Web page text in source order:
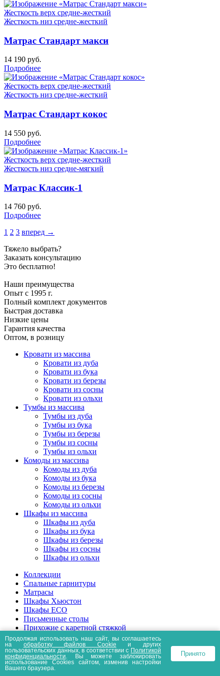
Жесткость верх средне-жесткий
Жесткость низ средне-жесткий
Матрас Стандарт макси
14 190 руб.
Подробнее
Жесткость верх средне-жесткий
Жесткость низ средне-жесткий
Матрас Стандарт кокос
14 550 руб.
Подробнее
Жесткость верх средне-жесткий
Жесткость низ средне-мягкий
Матрас Классик-1
14 760 руб.
Подробнее
1 2 3 вперед →
Тяжело выбрать?
Заказать консультацию
Это бесплатно!
Наши преимущества
Опыт с 1995 г.
Полный комплект документов
Быстрая доставка
Низкие цены
Гарантия качества
Оптом, в розницу
Кровати из массива
Кровати из дуба
Кровати из бука
Кровати из березы
Кровати из сосны
Кровати из ольхи
Тумбы из массива
Тумбы из дуба
Тумбы из бука
Тумбы из березы
Тумбы из сосны
Тумбы из ольхи
Комоды из массива
Комоды из дуба
Комоды из бука
Комоды из березы
Комоды из сосны
Комоды из ольхи
Шкафы из массива
Шкафы из дуба
Шкафы из бука
Шкафы из березы
Шкафы из сосны
Шкафы из ольхи
Коллекции
Спальные гарнитуры
Матрасы
Шкафы Хьюстон
Шкафы ECO
Письменные столы
Прихожие с каретной стяжкой
Кухонные столы
Дамские столики
Белая мебель
Журнальные столики
Дачные столы
Продолжая использовать наш сайт, вы соглашаетесь
на обработку файлов Сookie и других
пользовательских данных, в соответствии с Политикой
конфиденциальности . Вы можете заблокировать
использование Cookies сайтом, изменив настройки
Вашего браузера.
Принято